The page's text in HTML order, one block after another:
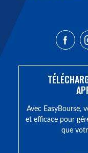
Avec EasyBourse,
et efficace pour
que